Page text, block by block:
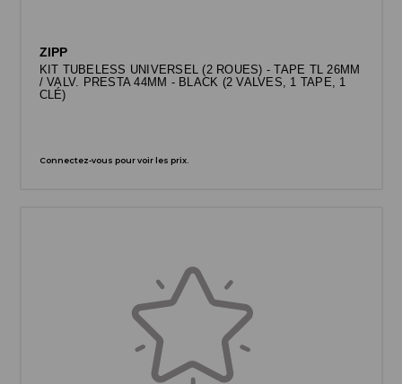
ZIPP
KIT TUBELESS UNIVERSEL (2 ROUES) - TAPE TL 26MM
/ VALV. PRESTA 44MM - BLACK (2 VALVES, 1 TAPE, 1
CLÉ)
Connectez-vous pour voir les prix.